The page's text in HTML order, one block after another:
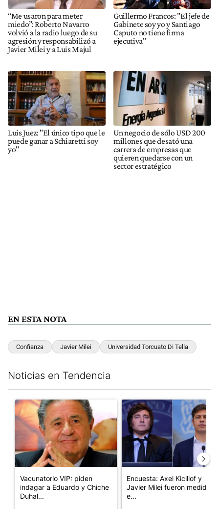
“Me usaron para meter
miedo”: Roberto Navarro
volvió a la radio luego de su
agresión y responsabilizó a
Javier Milei y a Luis Majul
Guillermo Francos: "El jefe de
Gabinete soy yo y Santiago
Caputo no tiene firma
ejecutiva"
Luis Juez: "El único tipo que le
puede ganar a Schiaretti soy
yo"
Un negocio de sólo USD 200
millones que desató una
carrera de empresas que
quieren quedarse con un
sector estratégico
EN ESTA NOTA
Confianza Javier Milei Universidad Torcuato Di Tella
Noticias en Tendencia
Un artículo de tendencia con el título "Vacunatorio VIP: piden
Vacunatorio VIP: piden
indagar a Eduardo y Chiche
Duhal...
Un artículo de tendencia con
Encuesta: Axel Kicillof y
Javier Milei fueron medidos
e...